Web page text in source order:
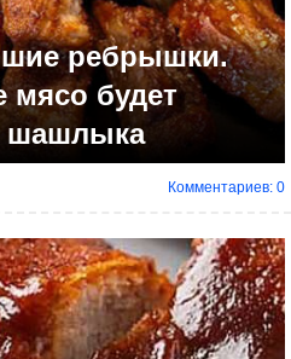
ребрышки.
мясо будет
шашлыка
Комментариев: 0